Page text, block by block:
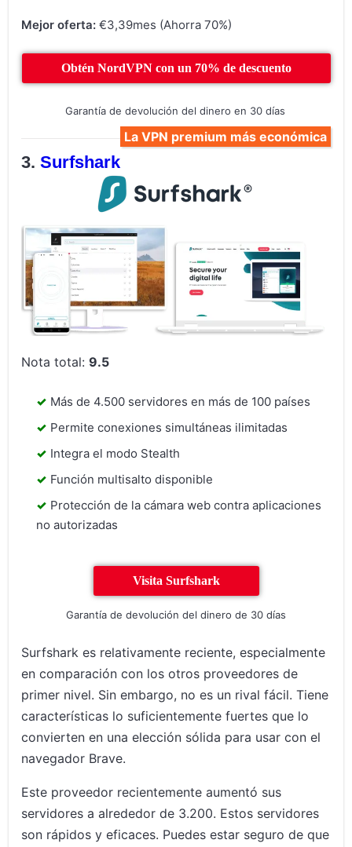
Mejor oferta: €3,39mes (Ahorra 70%)
Obtén NordVPN con un 70% de descuento
Garantía de devolución del dinero en 30 días
La VPN premium más económica
Surfshark
Nota total:9.5
Más de 4.500 servidores en más de 100 países
Permite conexiones simultáneas ilimitadas
Integra el modo Stealth
Función multisalto disponible
Protección de la cámara web contra aplicaciones
no autorizadas
Visita Surfshark
Garantía de devolución del dinero de 30 días
Surfshark es relativamente reciente, especialmente
en comparación con los otros proveedores de
primer nivel. Sin embargo, no es un rival fácil. Tiene
características lo suficientemente fuertes que lo
convierten en una elección sólida para usar con el
navegador Brave.
Este proveedor recientemente aumentó sus
servidores a alrededor de 3.200. Estos servidores
son rápidos y eficaces. Puedes estar seguro de que